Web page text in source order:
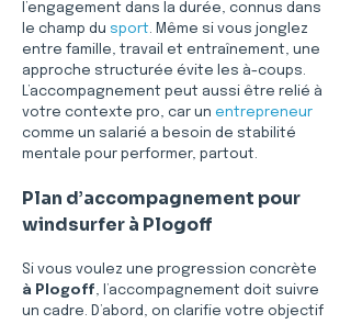
l’engagement dans la durée, connus dans
le champ du sport. Même si vous jonglez
entre famille, travail et entraînement, une
approche structurée évite les à-coups.
L’accompagnement peut aussi être relié à
votre contexte pro, car un entrepreneur
comme un salarié a besoin de stabilité
mentale pour performer, partout.
Plan d’accompagnement pour
windsurfer à Plogoff
Si vous voulez une progression concrète
à Plogoff, l’accompagnement doit suivre
un cadre. D’abord, on clarifie votre objectif